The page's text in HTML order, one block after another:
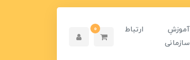
آموزشِ
سازمانی
ارتباط 0